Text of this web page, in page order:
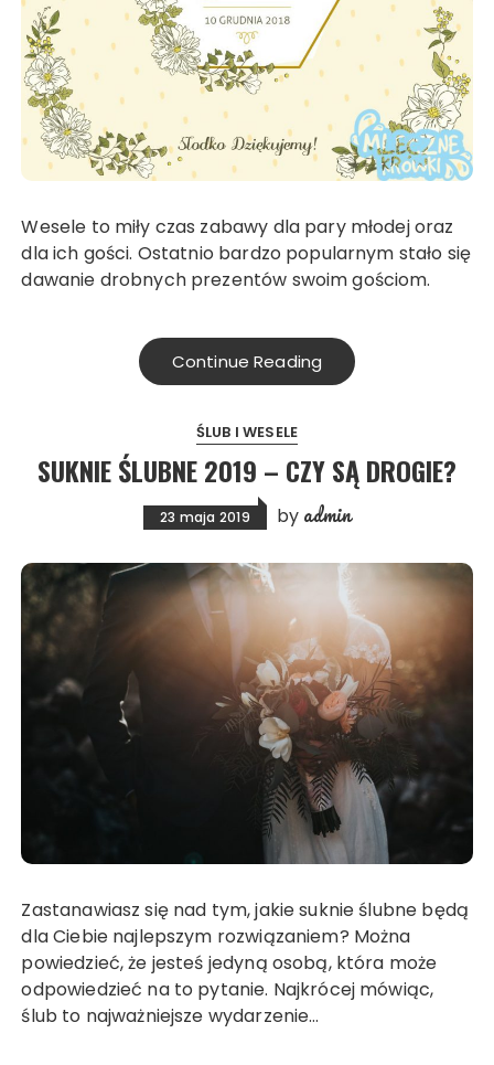
Wesele to miły czas zabawy dla pary młodej oraz
dla ich gości. Ostatnio bardzo popularnym stało się
dawanie drobnych prezentów swoim gościom.
Continue Reading
ŚLUB I WESELE
SUKNIE ŚLUBNE 2019 – CZY SĄ DROGIE?
23 maja 2019 by admin
Zastanawiasz się nad tym, jakie suknie ślubne będą
dla Ciebie najlepszym rozwiązaniem? Można
powiedzieć, że jesteś jedyną osobą, która może
odpowiedzieć na to pytanie. Najkrócej mówiąc,
ślub to najważniejsze wydarzenie…